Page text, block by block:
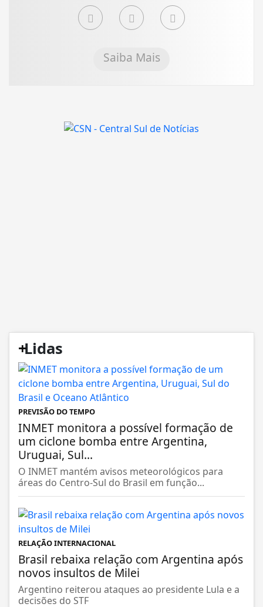
Saiba Mais
+
Lidas
PREVISÃO DO TEMPO
INMET monitora a possível formação de
um ciclone bomba entre Argentina,
Uruguai, Sul...
O INMET mantém avisos meteorológicos para
áreas do Centro-Sul do Brasil em função...
RELAÇÃO INTERNACIONAL
Brasil rebaixa relação com Argentina após
novos insultos de Milei
Argentino reiterou ataques ao presidente Lula e a
decisões do STF